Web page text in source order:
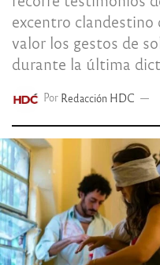
excentro clandestino
valor los gestos de
durante la última
Por Redacción HDC